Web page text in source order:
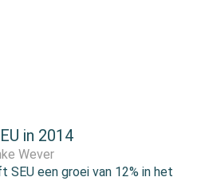
in 2014
Wever
SEU een groei van 12% in het